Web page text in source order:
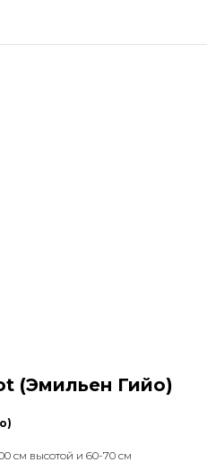
(Эмильен Гийо)
см высотой и 60-70 см